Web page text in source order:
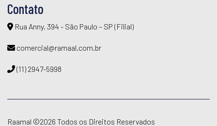
Contato
Rua Anny, 394 - São Paulo – SP (Filial)
comercial@ramaal.com.br
(11) 2947-5998
Raamal ©2026 Todos os Direitos Reservados